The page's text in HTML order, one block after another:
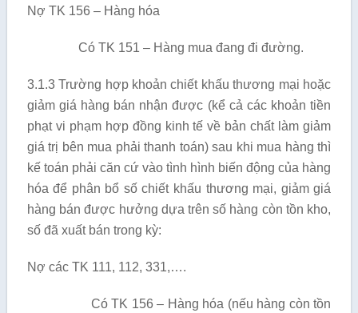
Nợ TK 156 – Hàng hóa
Có TK 151 – Hàng mua đang đi đường.
3.1.3 Trường hợp khoản chiết khấu thương mại hoặc
giảm giá hàng bán nhận được (kể cả các khoản tiền
phạt vi phạm hợp đồng kinh tế về bản chất làm giảm
giá trị bên mua phải thanh toán) sau khi mua hàng thì
kế toán phải căn cứ vào tình hình biến động của hàng
hóa để phân bổ số chiết khấu thương mại, giảm giá
hàng bán được hưởng dựa trên số hàng còn tồn kho,
số đã xuất bán trong kỳ:
Nợ các TK 111, 112, 331,….
Có TK 156 – Hàng hóa (nếu hàng còn tồn